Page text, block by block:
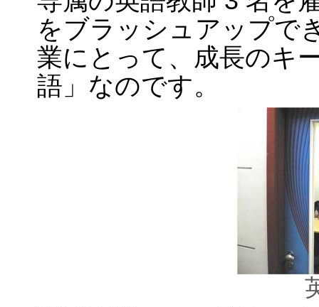
をブラッシュアップで
業にとって、成長のキ
語」なのです。